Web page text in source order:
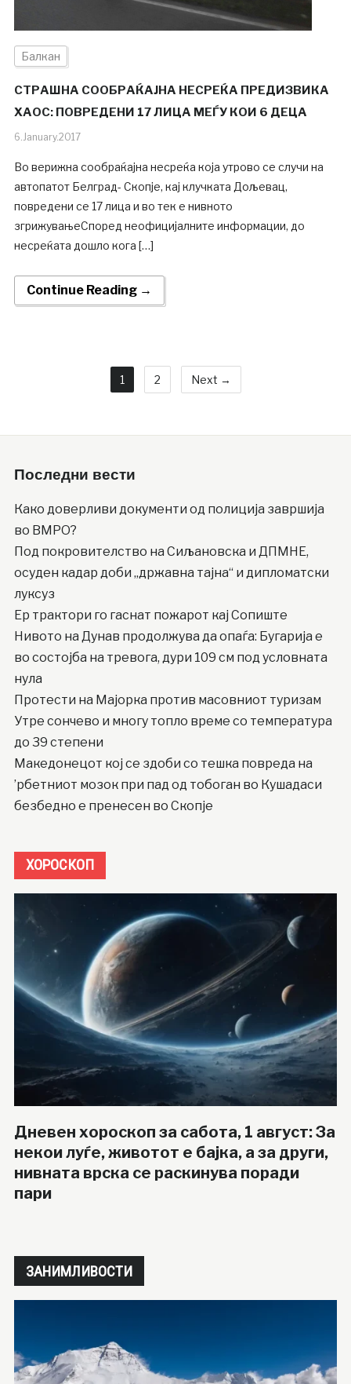
Балкан
СТРАШНА СООБРАЌАЈНА НЕСРЕЌА ПРЕДИЗВИКА
ХАОС: ПОВРЕДЕНИ 17 ЛИЦА МЕЃУ КОИ 6 ДЕЦА
6.January.2017
Во верижна сообраќајна несреќа која утрово се случи на
автопатот Белград- Скопје, кај клучката Дољевац,
повредени се 17 лица и во тек е нивното
згрижувањеСпоред неофицијалните информации, до
несреќата дошло кога […]
Continue Reading →
1 2 Next →
Последни вести
Како доверливи документи од полиција завршија
во ВМРО?
Под покровителство на Сиљановска и ДПМНЕ,
осуден кадар доби „државна тајна“ и дипломатски
луксуз
Ер трактори го гаснат пожарот кај Сопиште
Нивото на Дунав продолжува да опаѓа: Бугарија е
во состојба на тревога, дури 109 см под условната
нула
Протести на Мајорка против масовниот туризам
Утре сончево и многу топло време со температура
до 39 степени
Македонецот кој се здоби со тешка повреда на
’рбетниот мозок при пад од тобоган во Кушадаси
безбедно е пренесен во Скопје
ХОРОСКОП
Дневен хороскоп за сабота, 1 август: За
некои луѓе, животот е бајка, а за други,
нивната врска се раскинува поради
пари
ЗАНИМЛИВОСТИ